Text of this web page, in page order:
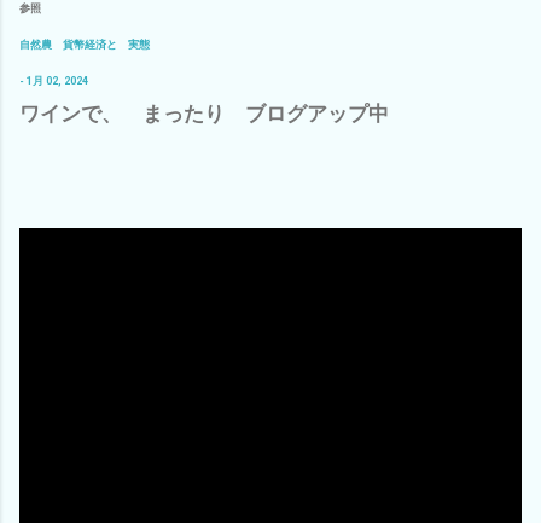
参照
自然農 貨幣経済と 実態
- 1月 02, 2024
ワインで、 まったり ブログアップ中